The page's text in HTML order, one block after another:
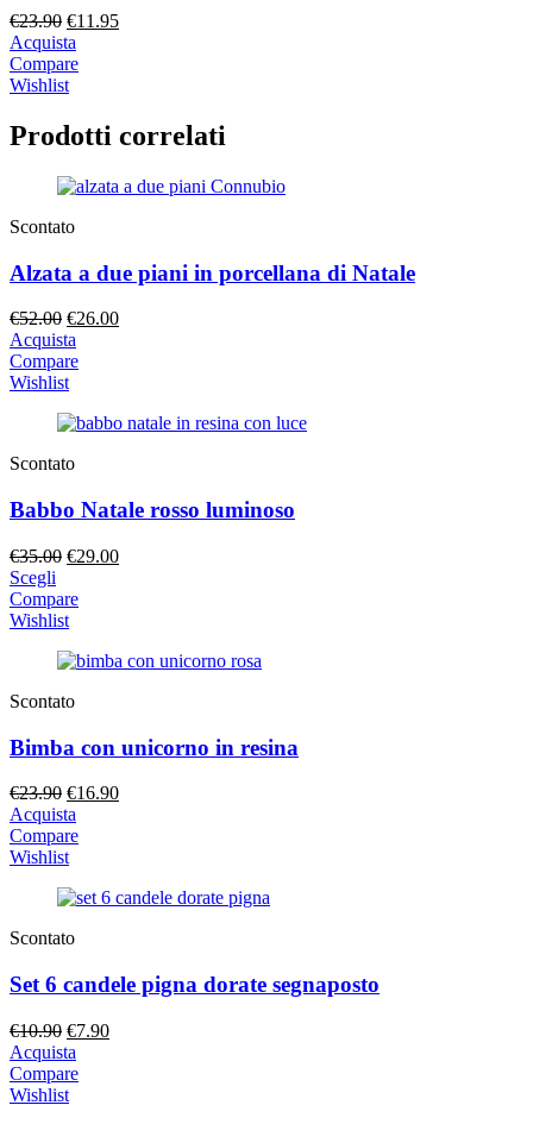
€23.90 Il
prezzo
originale
era:
€11.95Il
Acquista
Compare
Wishlist
Prodotti correlati
Scontato
Alzata a due piani in porcellana di Natale
€52.00 Il
prezzo
originale
era:
€26.00Il
Acquista
Compare
Wishlist
Scontato
Babbo Natale rosso luminoso
€35.00 Il
originale
era:
€29.00Il
Scegli
Compare
Wishlist
Scontato
Bimba con unicorno in resina
€23.90 Il
prezzo
originale
era:
€16.90Il
Acquista
Compare
Wishlist
Scontato
Set 6 candele pigna dorate segnaposto
€10.90 Il
prezzo
originale
era:
€7.90Il
Acquista
Compare
Wishlist